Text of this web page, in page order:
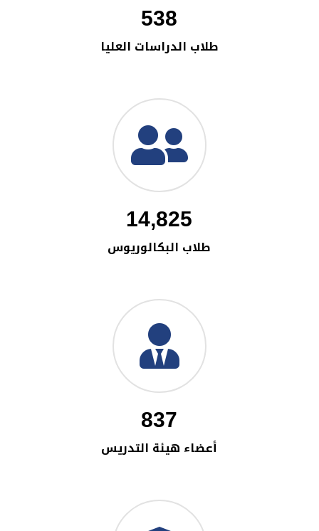
538
طلاب الدراسات العليا
14,825
طلاب البكالوريوس
837
أعضاء هيئة التدريس